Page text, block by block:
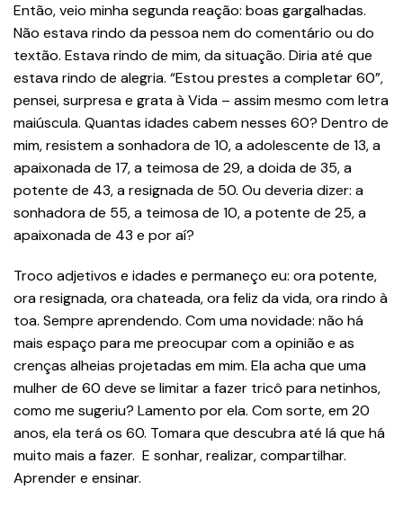
Então, veio minha segunda reação: boas gargalhadas.
Não estava rindo da pessoa nem do comentário ou do
textão. Estava rindo de mim, da situação. Diria até que
estava rindo de alegria. “Estou prestes a completar 60”,
pensei, surpresa e grata à Vida – assim mesmo com letra
maiúscula. Quantas idades cabem nesses 60? Dentro de
mim, resistem a sonhadora de 10, a adolescente de 13, a
apaixonada de 17, a teimosa de 29, a doida de 35, a
potente de 43, a resignada de 50. Ou deveria dizer: a
sonhadora de 55, a teimosa de 10, a potente de 25, a
apaixonada de 43 e por aí?
Troco adjetivos e idades e permaneço eu: ora potente,
ora resignada, ora chateada, ora feliz da vida, ora rindo à
toa. Sempre aprendendo. Com uma novidade: não há
mais espaço para me preocupar com a opinião e as
crenças alheias projetadas em mim. Ela acha que uma
mulher de 60 deve se limitar a fazer tricô para netinhos,
como me sugeriu? Lamento por ela. Com sorte, em 20
anos, ela terá os 60. Tomara que descubra até lá que há
muito mais a fazer. E sonhar, realizar, compartilhar.
Aprender e ensinar.